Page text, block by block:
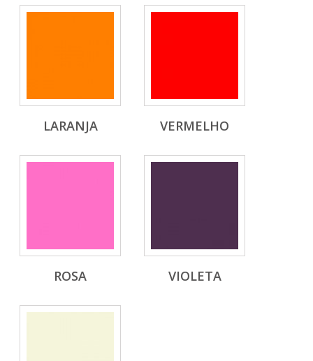
LARANJA VERMELHO
ROSA VIOLETA